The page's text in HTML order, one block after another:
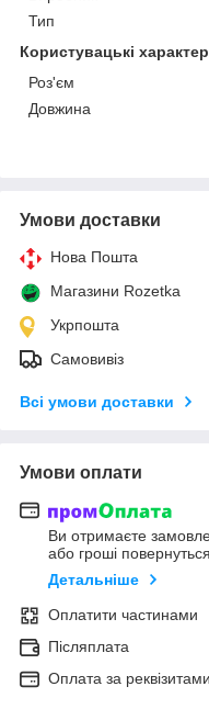
Тип
Користувацькi
Роз'єм
Довжина
Умови доставки
Нова Пошта
Магазини Rozetka
Укрпошта
Самовивіз
Всі умови доставки
Умови оплати
Ви отримаєте
або гроші
Детальніше
Оплатити частинами
Післяплата
Оплата за реквізитами